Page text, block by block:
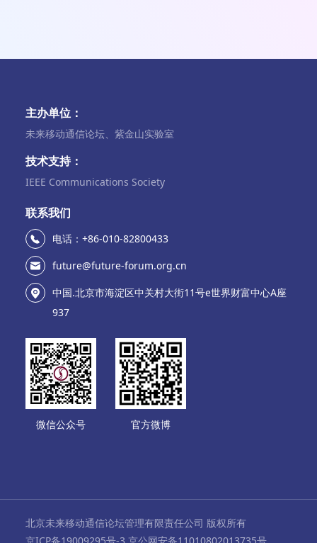
主办单位：
未来移动通信论坛、紫金山实验室
技术支持：
IEEE Communications Society
联系我们
电话：+86-010-82800433
future@future-forum.org.cn
中国.北京市海淀区中关村大街11号e世界财富中心A座
937
微信公众号 官方微博
北京未来移动通信论坛管理有限责任公司 版权所有